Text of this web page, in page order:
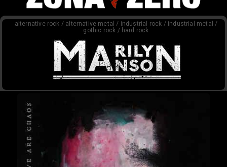
CONTENIDO
FEEEDBACK
alternative rock / alternative metal / industrial rock / industrial metal /
gothic rock / hard rock